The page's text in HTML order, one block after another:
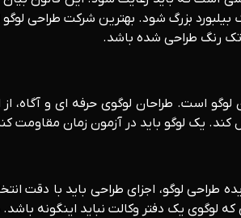
یک بیلبورد بزرگ شود. بهترین شرکت
رنگ طراحی شده باشد.
کند. یک لوگو باید در آزمون زمان مقاومت
طراحی لوگو، اجزای طراحی باید با
لوگوی یک دفتر وکالت نباید اینگونه